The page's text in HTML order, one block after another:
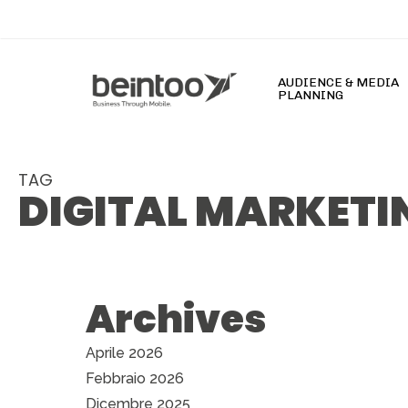
AUDIENCE & MEDIA
PLANNING
TAG
DIGITAL
Archives
Aprile 2026
Febbraio 2026
Dicembre 2025
Slot777 Online Terpercaya Hari Ini dengan Slot